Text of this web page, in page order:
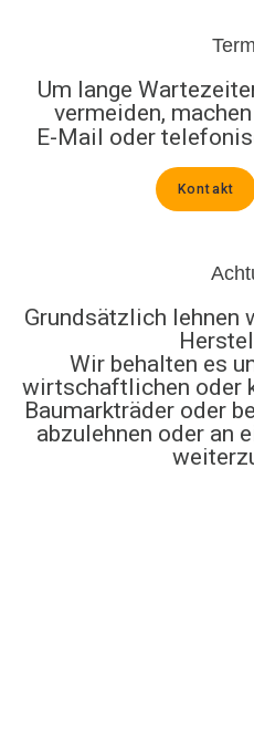
Um lange
vermeiden,
E-Mail oder
Kontakt
Grundsätzlich lehnen
Wir behalten es
wirtschaftlichen oder
Baumarkträder oder
abzulehnen oder an